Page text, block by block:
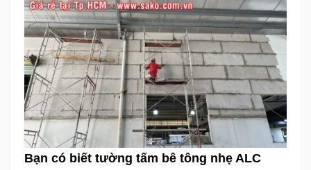
Bạn có biết tường tấm bê tông nhẹ ALC